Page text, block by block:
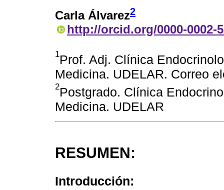
Carla Álvarez2
http://orcid.org/0000-0002-
1Prof. Adj. Clínica
Medicina. UDELAR. Correo
2Postgrado. Clínica
Medicina. UDELAR
RESUMEN:
Introducción: